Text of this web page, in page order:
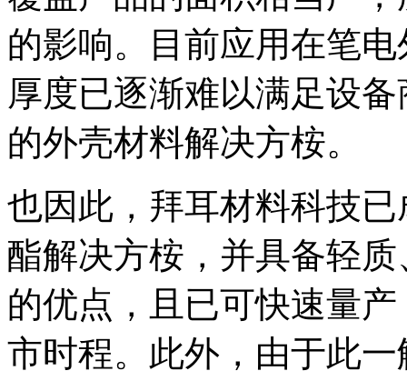
的影响。目前应用在笔
厚度已逐渐难以满足设
的外壳材料解决方桉。
也因此，拜耳材料科技
酯解决方桉，并具备轻
的优点，且已可快速量
市时程。此外，由于此